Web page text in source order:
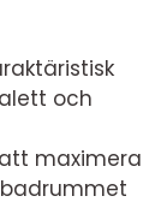
och
maximera